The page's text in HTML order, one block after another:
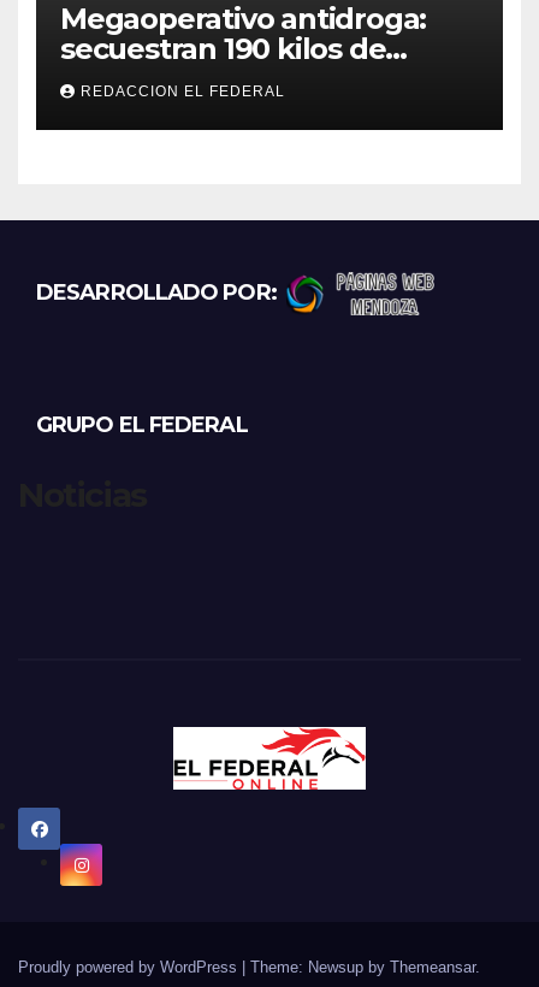
Megaoperativo antidroga:
secuestran 190 kilos de
marihuana que tenían como
destino La Rioja y Catamarca
REDACCION EL FEDERAL
DESARROLLADO POR:
GRUPO EL FEDERAL
Proudly powered by WordPress Theme: Newsup by Themeansar.